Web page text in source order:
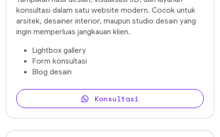
konsultasi dalam satu website modern. Cocok untuk
arsitek, desainer interior, maupun studio desain yang
ingin memperluas jangkauan klien.
Lightbox gallery
Form konsultasi
Blog desain
Konsultasi